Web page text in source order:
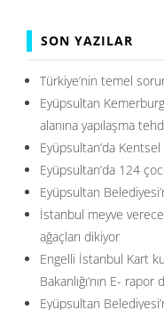
SON YAZILAR
Türkiye’nin temel
Eyüpsultan
alanına yapılaşma
Eyüpsultan’da
Eyüpsultan’da 124
Eyüpsultan
İstanbul meyve
ağaçları dikiyor
Engelli İstanbul Kart
Bakanlığı’nın E-
Eyüpsultan